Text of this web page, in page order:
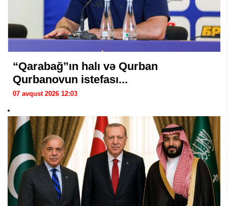
“Qarabağ”ın halı və Qurban
Qurbanovun istefası...
07 avqust 2026 12:03